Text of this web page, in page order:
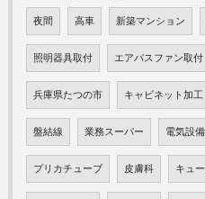
夜間 高車 新築マンション
照明器具取付 エアパスファン取付
兵庫県たつの市 キャビネット加工
盤結線 業務スーパー 電気設
プリカチューブ 皮膚科 キュ